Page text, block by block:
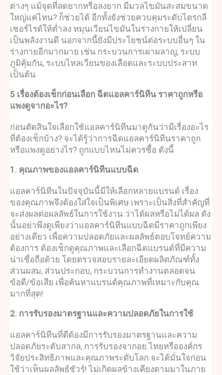
ต่างๆ แม้จุดที่ลดยากหรือลงยาก มีมวลไขมันสะสมขนาด
ใหญ่แค่ไหน? ก็ช่วยได้ อีกทั้งยังช่วยควบคุมระดับไตรกลี
เซอร์ไรด์ให้ต่ำลง หมุนเวียนไขมันในร่างกายให้เปลี่ยน
เป็นพลังงานดี นอกจากนี้ยังมีประโยชน์ต่อระบบอื่นๆ ใน
ร่างกายอีกมากมาย เช่น กระบวนการเผาผลาญ, ระบบ
ภูมิคุ้มกัน, ระบบไหลเวียนของเลือดและระบบประสาท
เป็นต้น
5 เรื่องต้องเช็กก่อนเลือก ฉีดแอลคาร์นิทีน ราคาถูกหรือ
แพงดูจากอะไร?
ก่อนตัดสินใจเลือกใช้แอลคาร์นิทีนมาดูกันว่ามีเรื่องอะไร
ที่ต้องเช็กบ้าง? จะได้รู้ว่าการฉีดแอลคาร์นิทีนราคาถูก
หรือแพงดูอย่างไร? ถูกแบบไหนไม่ควรซื้อ ดังนี้
1. คุณภาพของแอลคาร์นิทีนแบบฉีด
แอลคาร์นิทีนในปัจจุบันนี้มีให้เลือกหลายแบรนด์ เรื่อง
ของคุณภาพจึงต้องใส่ใจเป็นพิเศษ เพราะเป็นสิ่งที่สำคัญที่
จะส่งผลต่อผลลัพธ์ในการใช้งาน ว่าได้ผลหรือไม่ได้ผล ดัง
นั้นอย่าพึ่งดูเพียงว่าแอลคาร์นิทีนแบบฉีดมีราคาถูกเพียง
อย่างเดียว เพื่อความปลอดภัยและผลลัพธ์ตอบโจทย์ความ
ต้องการ ต้องเช็กดูคุณภาพและเลือกฉีดแบรนด์ที่มีความ
น่าเชื่อถือด้วย โดยตรวจสอบรายละเอียดผลิตภัณฑ์ทั้ง
ส่วนผสม, ส่วนประกอบ, กระบวนการทำงานตลอดจน
ข้อดี/ข้อเสีย เพื่อค้นหาแบรนด์คุณภาพที่เหมาะกับคุณ
มากที่สุด!
2. การรับรองมาตรฐานและความปลอดภัยในการใช้
แอลคาร์นิทีนที่ดีต้องมีการรับรองมาตรฐานและความ
ปลอดภัยระดับสากล, การรับรองจากอย.ไทยหรือองค์กร
วิจัยประสิทธิภาพและคุณภาพระดับโลก จะได้มั่นใจก่อน
ใช้ว่าเห็นผลลัพธ์ชัวร์! ไม่เกิดผลข้างเคียงตามมาในภาย